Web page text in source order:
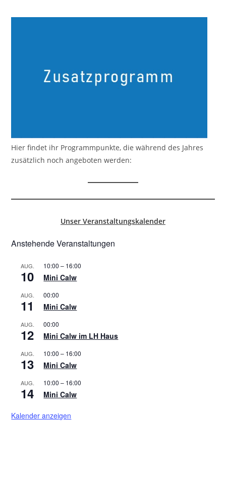
Hier findet ihr Programmpunkte, die während des Jahres
zusätzlich noch angeboten werden:
Unser Veranstaltungskalender
Anstehende Veranstaltungen
AUG.
10
10:00 – 16:00
Mini Calw
AUG.
11
00:00
Mini Calw
AUG.
12
00:00
Mini Calw im LH Haus
AUG.
13
10:00 – 16:00
Mini Calw
AUG.
14
10:00 – 16:00
Mini Calw
Kalender anzeigen